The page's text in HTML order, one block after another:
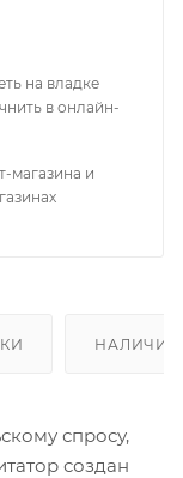
на владке
в онлайн-
магазина и
НАЛИЧИЕ
спросу,
создан